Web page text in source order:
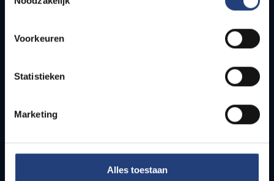
Voorkeuren
Statistieken
Marketing
Alles toestaan
How to get to the VUB campuses